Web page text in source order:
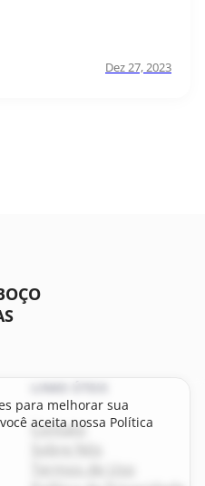
Dez 27, 2023
LINKS ÚTEIS
Contato
Termos de Uso
para melhorar sua
aceita nossa Política